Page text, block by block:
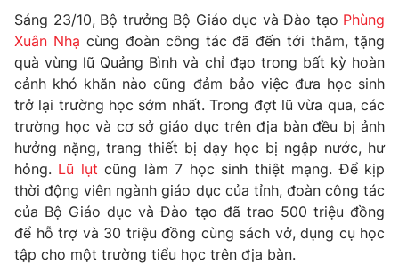
Nhân vật
Khán giả
Giải sao mai
Âm nhạc
Sao
Du lịch
Làm đẹp
Chất lượng cuộc sống
Giáo dục
Tuyển sinh
Học trực tuyến
Công nghệ
Hitech Công nghệ tương lai
Sản phẩm
Thị trường
Tư vấn
Giao lưu trực tuyến
Lịch phát sóng
Sáng 23/10, Bộ trưởng Bộ Giáo dục và Đào tạo Phùng
Xuân Nhạ cùng đoàn công tác đã đến tới thăm, tặng
quà vùng lũ Quảng Bình và chỉ đạo trong bất kỳ hoàn
cảnh khó khăn nào cũng đảm bảo việc đưa học sinh
trở lại trường học sớm nhất. Trong đợt lũ vừa qua, các
trường học và cơ sở giáo dục trên địa bàn đều bị ảnh
hưởng nặng, trang thiết bị dạy học bị ngập nước, hư
hỏng. Lũ lụt cũng làm 7 học sinh thiệt mạng. Để kịp
thời động viên ngành giáo dục của tỉnh, đoàn công tác
của Bộ Giáo dục và Đào tạo đã trao 500 triệu đồng
để hỗ trợ và 30 triệu đồng cùng sách vở, dụng cụ học
tập cho một trường tiểu học trên địa bàn.